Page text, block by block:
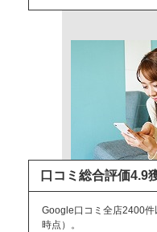
口コミ総合評価4.9
Google口コミ全店2400
時点）。